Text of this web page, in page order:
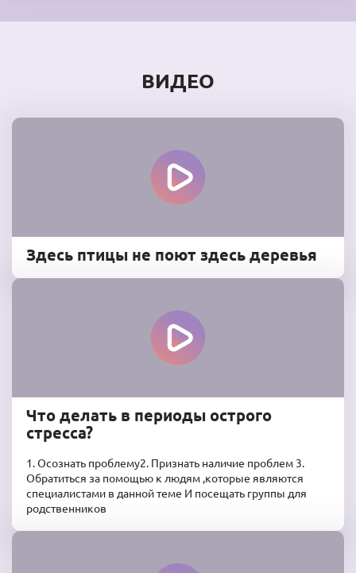
ВИДЕО
Здесь птицы не поют здесь деревья
Что делать в периоды острого
стресса?
1. Осознать проблему2. Признать наличие проблем 3.
Обратиться за помощью к людям ,которые являются
специалистами в данной теме И посещать группы для
родственников